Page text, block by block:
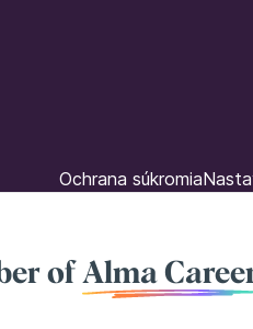
Ochrana súkromia
of Alma